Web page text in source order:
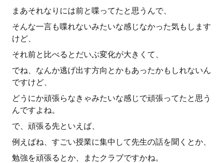
まあそれなりには前と喋ってたと思うんで、
そんな一言も喋れないみたいな感じなかった気もします
けど、
それ前と比べるとだいぶ変化が大きくて、
でね、なんか逃げ出す方向とかもあったかもしれないん
ですけど、
どうにか頑張らなきゃみたいな感じで頑張ってたと思う
んですよね。
で、頑張る先といえば、
例えばね、すごい授業に集中して先生の話を聞くとか、
勉強を頑張るとか、またクラブですかね。